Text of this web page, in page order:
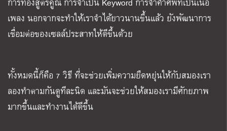
เพลง นอกจากจะทำให้เราจำได้ยาวนานขึ้นแล้ว ยังพัฒนาการ
เชื่อมต่อของเซลล์ประสาทให้ดีขึ้นด้วย
ทั้งหมดนี้ก็คือ 7 วิธี ที่จะช่วยเพิ่มความยืดหยุ่นให้กับสมองเรา
ลองทำตามกันดูทีละนิด และมันจะช่วยให้สมองเรามีศักยภาพ
มากขึ้นและทำงานได้ดีขึ้น